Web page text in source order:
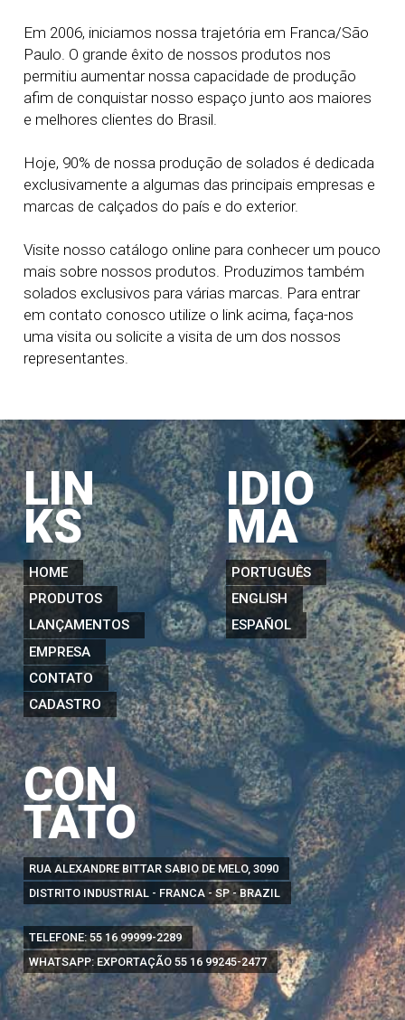
Em 2006, iniciamos nossa trajetória em Franca/São
Paulo. O grande êxito de nossos produtos nos
permitiu aumentar nossa capacidade de produção
afim de conquistar nosso espaço junto aos maiores
e melhores clientes do Brasil.
Hoje, 90% de nossa produção de solados é dedicada
exclusivamente a algumas das principais empresas e
marcas de calçados do país e do exterior.
Visite nosso catálogo online para conhecer um pouco
mais sobre nossos produtos. Produzimos também
solados exclusivos para várias marcas. Para entrar
em contato conosco utilize o link acima, faça-nos
uma visita ou solicite a visita de um dos nossos
representantes.
LIN
KS
HOME
PRODUTOS
LANÇAMENTOS
EMPRESA
CONTATO
CADASTRO
IDIO
MA
PORTUGUÊS
ENGLISH
ESPAÑOL
CON
TATO
RUA ALEXANDRE BITTAR SABIO DE MELO, 3090
DISTRITO INDUSTRIAL - FRANCA - SP - BRAZIL
TELEFONE:55 16 99999-2289
WHATSAPP: EXPORTAÇÃO55 16 99245-2477